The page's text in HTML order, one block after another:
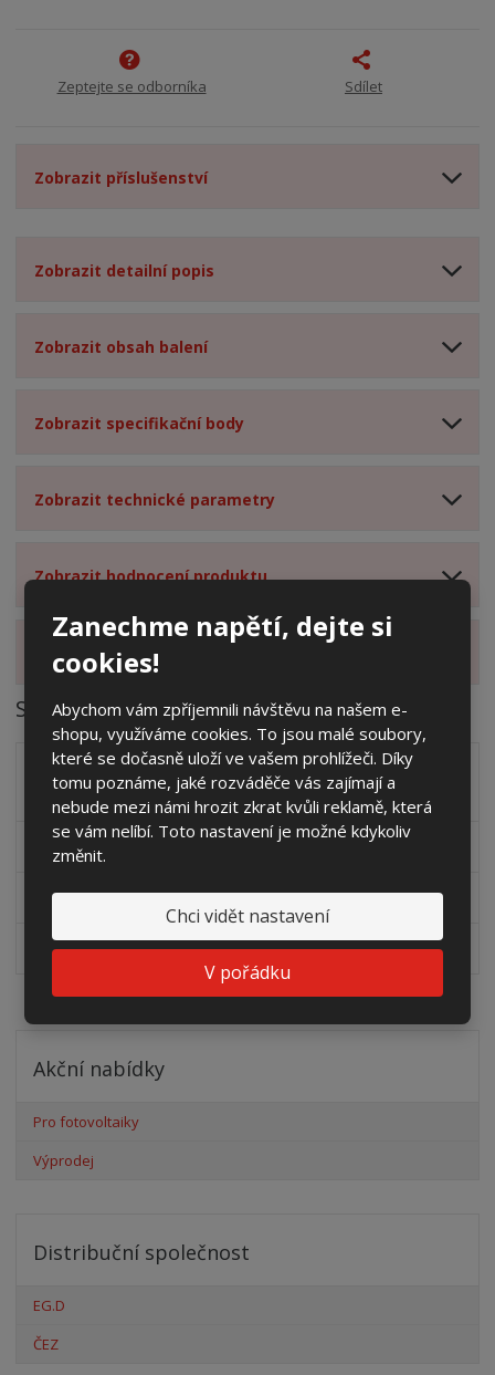
Zanechme napětí, dejte si
cookies!
Abychom vám zpříjemnili návštěvu na našem e-
shopu, využíváme cookies. To jsou malé soubory,
které se dočasně uloží ve vašem prohlížeči. Díky
tomu poznáme, jaké rozváděče vás zajímají a
nebude mezi námi hrozit zkrat kvůli reklamě, která
se vám nelíbí. Toto nastavení je možné kdykoliv
změnit.
Chci vidět nastavení
V pořádku
Zeptejte se odborníka Sdílet
Zobrazit příslušenství
Zobrazit detailní popis
Zobrazit obsah balení
Zobrazit specifikační body
Zobrazit technické parametry
Zobrazit hodnocení produktu
Zobrazit alternativní produkty
Soubory ke stažení
Zakótovaný nákres skříně systému 3D včetně rozložení
zálisků ve formátu PDF
(60.24 Kb)
Nárys skříň
Nárys skříň bez dveří dwg (75.43 Kb)
Bokorys dwg (39.04 Kb)
Akční nabídky
Pro fotovoltaiky
Výprodej
Distribuční společnost
EG.D
ČEZ